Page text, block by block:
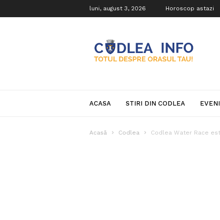
luni, august 3, 2026 Horoscop astazi
Info
ACASA STIRI DIN CODLEA
Acasă Codlea Codlea Water Race